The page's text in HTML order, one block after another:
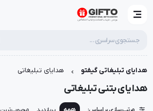
هدایای تبلیغاتی گیفتو هدایای تبلیغاتی
هدایای بتنی تبلیغاتی